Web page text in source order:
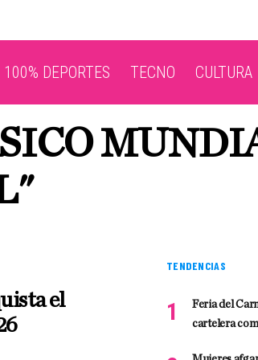
100% DEPORTES TECNO CULTURA
el
TENDENCIAS
Feria del
cartelera